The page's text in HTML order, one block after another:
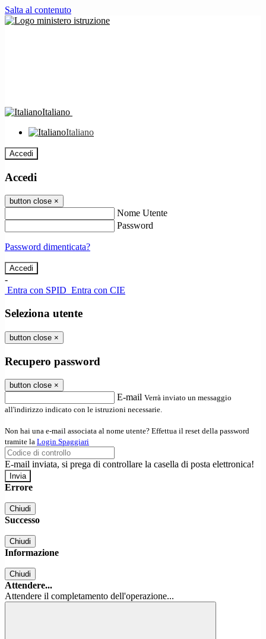
Salta al contenuto
Italiano
Italiano
Accedi
Accedi
button close ×
Nome Utente
Password
Password dimenticata?
-
Entra con SPID Entra con CIE
Seleziona utente
button close ×
Recupero password
button close ×
E-mail Verrà inviato un messaggio
all'indirizzo indicato con le istruzioni necessarie.
Non hai una e-mail associata al nome utente? Effettua il reset della password
tramite la Login Spaggiari
E-mail inviata, si prega di controllare la casella di posta elettronica!
Errore
Chiudi
Successo
Chiudi
Informazione
Chiudi
Attendere...
Attendere il completamento dell'operazione...